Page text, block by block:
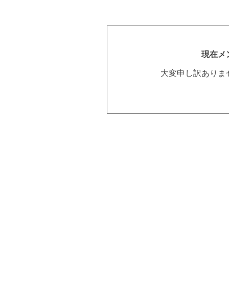
現在メ
大変申し訳あり